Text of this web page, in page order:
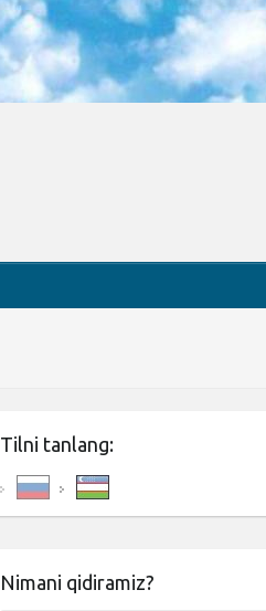
Tilni tanlang:
Nimani qidiramiz?